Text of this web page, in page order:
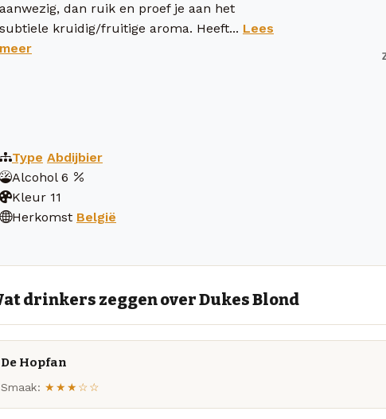
aanwezig, dan ruik en proef je aan het
subtiele kruidig/fruitige aroma. Heeft... Lees
meer
Type Abdijbier
Alcohol 6
Kleur 11
Herkomst België
drinkers zeggen over Dukes Blond
De Hopfan
Smaak: ★★★☆☆